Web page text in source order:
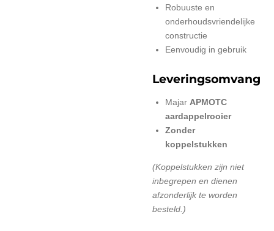
Robuuste en
onderhoudsvriendelijke
constructie
Eenvoudig in gebruik
Leveringsomvang
Majar APMOTC
aardappelrooier
Zonder
koppelstukken
(Koppelstukken zijn niet
inbegrepen en dienen
afzonderlijk te worden
besteld.)